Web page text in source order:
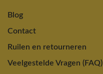
Blog
Contact
Ruilen en retourneren
Veelgestelde Vragen (FAQ)